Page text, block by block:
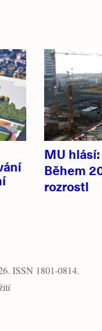
MU
Během
rozrostl
ISSN 1801-0814.